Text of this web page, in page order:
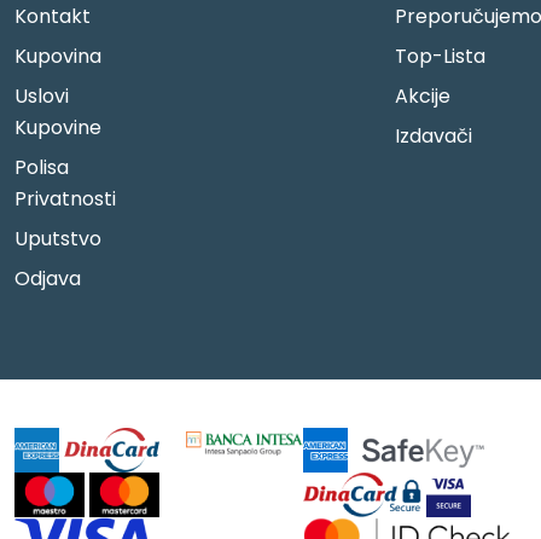
Kontakt
Kupovina
Uslovi
Kupovine
Polisa
Privatnosti
Uputstvo
Odjava
Preporučujemo
Top-Lista
Akcije
Izdavači